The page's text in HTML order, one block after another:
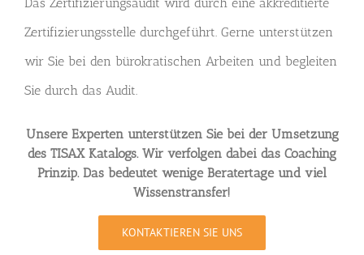
Zertifizierungsstelle durchgeführt. Gerne unterstützen
wir Sie bei den bürokratischen Arbeiten und begleiten
Sie durch das Audit.
Unsere Experten unterstützen Sie bei der Umsetzung
des TISAX Katalogs. Wir verfolgen dabei das Coaching
Prinzip. Das bedeutet wenige Beratertage und viel
Wissenstransfer!
KONTAKTIEREN SIE UNS